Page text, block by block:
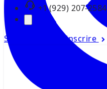
+1 (929) 207-2584
Se connecter S'inscrire